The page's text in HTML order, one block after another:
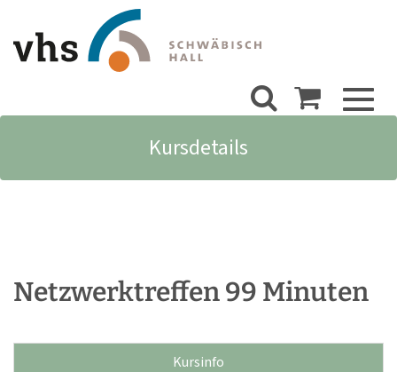
Kursdetails
Netzwerktreffen 99 Minuten
Kursinfo